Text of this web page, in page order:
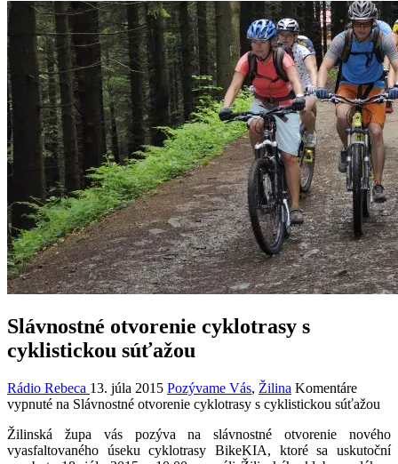
Slávnostné otvorenie cyklotrasy s
cyklistickou súťažou
Rádio Rebeca 13. júla 2015 Pozývame Vás, Žilina Komentáre
vypnuté na Slávnostné otvorenie cyklotrasy s cyklistickou súťažou
Žilinská župa vás pozýva na slávnostné otvorenie nového
vyasfaltovaného úseku cyklotrasy BikeKIA, ktoré sa uskutoční